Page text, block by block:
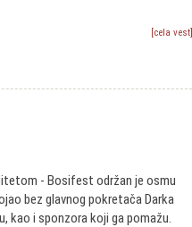
[cela vest]
- Bosifest održan je osmu
bez glavnog pokretača Darka
kao i sponzora koji ga pomažu.